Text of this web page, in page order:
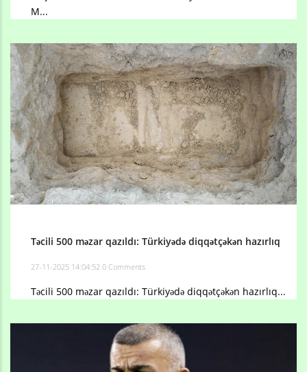
M...
Təcili 500 məzar qazıldı: Türkiyədə diqqətçəkən hazırlıq
27-11-2025 14:04:52 0 Comments
Təcili 500 məzar qazıldı: Türkiyədə diqqətçəkən hazırlıq...